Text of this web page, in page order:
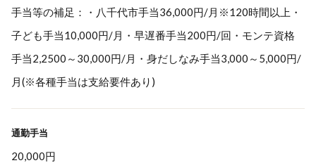
手当等の補足：・八千代市手当36,000円/月※120時間以上・
子ども手当10,000円/月・早遅番手当200円/回・モンテ資格
手当2,2500～30,000円/月・身だしなみ手当3,000～5,000円/
月(※各種手当は支給要件あり)
通勤手当
20,000円